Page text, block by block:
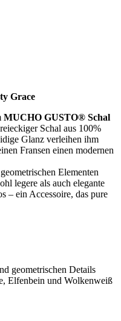
Grace
MUCHO GUSTO® Schal
Schal aus 100%
Glanz verleihen ihm
Fransen einen modernen
Elementen
legere als auch elegante
– ein Accessoire, das pure
geometrischen Details
Elfenbein und Wolkenweiß